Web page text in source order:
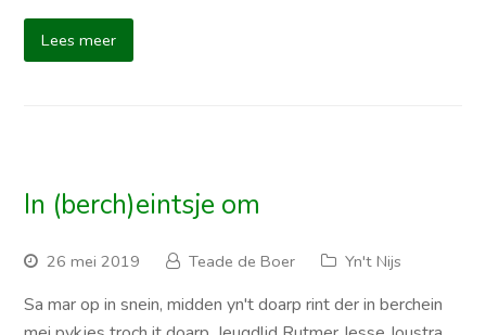
Lees meer
In (berch)eintsje om
26 mei 2019 Teade de Boer Yn't Nijs
Sa mar op in snein, midden yn't doarp rint der in berchein